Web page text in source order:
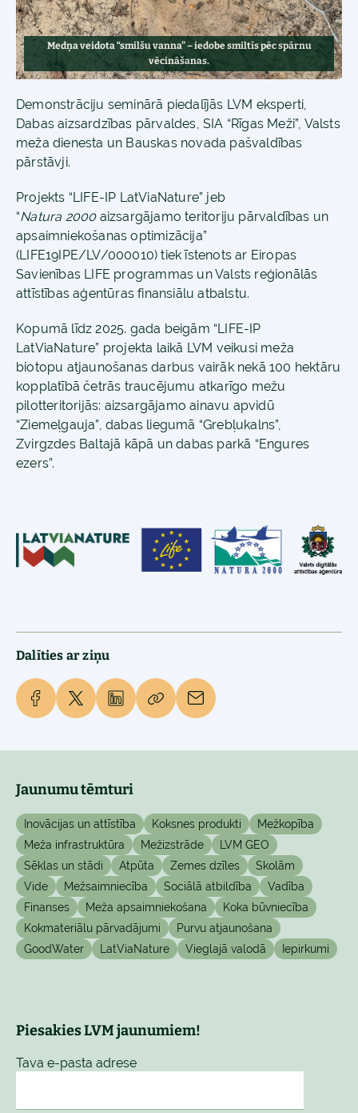
Medņa veidota “smilšu vanna” – iedobe smiltīs pēc spārnu
vēcināšanas.
Demonstrāciju seminārā piedalījās LVM eksperti,
Dabas aizsardzības pārvaldes, SIA “Rīgas Meži”, Valsts
meža dienesta un Bauskas novada pašvaldības
pārstāvji.
Projekts “LIFE-IP LatViaNature” jeb
“Natura 2000aizsargājamo teritoriju pārvaldības un
apsaimniekošanas optimizācija”
(LIFE19IPE/LV/000010) tiek īstenots ar Eiropas
Savienības LIFE programmas un Valsts reģionālās
attīstības aģentūras finansiālu atbalstu.
Kopumā līdz 2025. gada beigām “LIFE-IP
LatViaNature” projekta laikā LVM veikusi meža
biotopu atjaunošanas darbus vairāk nekā 100 hektāru
kopplatībā četrās traucējumu atkarīgo mežu
pilotteritorijās: aizsargājamo ainavu apvidū
“Ziemeļgauja”, dabas liegumā “Grebļukalns”,
Zvirgzdes Baltajā kāpā un dabas parkā “Engures
ezers”.
Dalīties ar ziņu
Jaunumu tēmturi
Inovācijas un attīstība Koksnes produkti
Mežkopība
Meža infrastruktūra
Mežizstrāde
LVM GEO
Sēklas un stādi
Atpūta Zemes dzīles
Skolām
Vide
Mežsaimniecība Sociālā atbildība
Vadība
Finanses
Meža apsaimniekošana
Koka būvniecība
Kokmateriālu pārvadājumi
Purvu atjaunošana
GoodWater
LatViaNature Vieglajā valodā Iepirkumi
Piesakies LVM jaunumiem!
Tava e-pasta adrese